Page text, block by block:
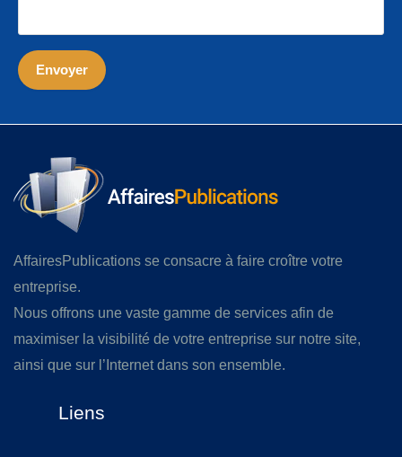
AffairesPublications se consacre à faire croître votre
entreprise.
Nous offrons une vaste gamme de services afin de
maximiser la visibilité de votre entreprise sur notre site,
ainsi que sur l’Internet dans son ensemble.
Liens